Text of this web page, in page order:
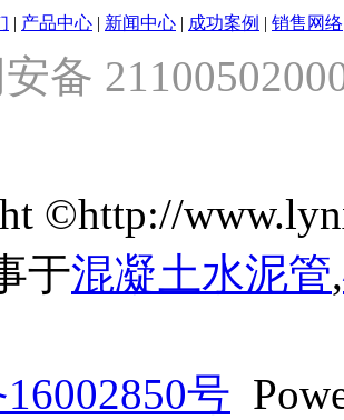
| 产品中心 | 新闻中心 | 成功案例 | 销售网络
备
©http://
于混凝土水泥管,
号